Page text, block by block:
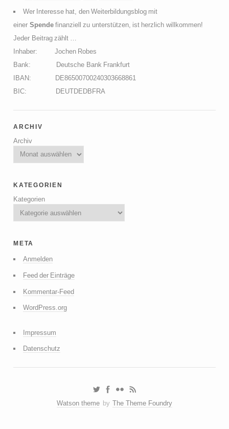
Wer Interesse hat, den Weiterbildungsblog mit
einer Spendefinanziell zu unterstützen, ist herzlich willkommen!
Jeder Beitrag zählt …
Inhaber: Jochen Robes
Bank: Deutsche Bank Frankfurt
IBAN: DE86500700240303668861
BIC: DEUTDEDBFRA
archiv
Archiv
kategorien
Kategorien
meta
Anmelden
Feed der Einträge
Kommentar-Feed
WordPress.org
Impressum
Datenschutz
Watson theme by The Theme Foundry